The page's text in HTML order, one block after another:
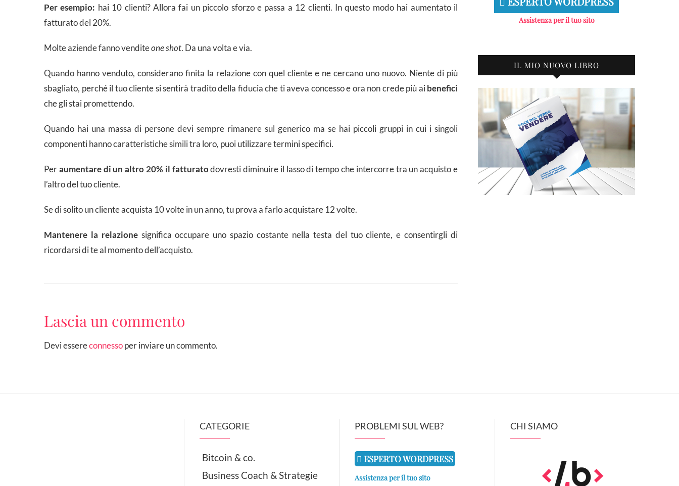
Per esempio: hai 10 clienti? Allora fai un piccolo sforzo e passa a 12 clienti. In questo modo hai aumentato il
fatturato del 20%.
Molte aziende fanno venditeone shot. Da una volta e via.
Quando hanno venduto, considerano finita la relazione con quel cliente e ne cercano uno nuovo. Niente di più
sbagliato, perché il tuo cliente si sentirà tradito della fiducia che ti aveva concesso e ora non crede più aibenefici
che gli stai promettendo.
Quando hai una massa di persone devi sempre rimanere sul generico ma se hai piccoli gruppi in cui i singoli
componenti hanno caratteristiche simili tra loro, puoi utilizzare termini specifici.
Peraumentare di un altro 20% il fatturatodovresti diminuire il lasso di tempo che intercorre tra un acquisto e
l’altro del tuo cliente.
Se di solito un cliente acquista 10 volte in un anno, tu prova a farlo acquistare 12 volte.
Mantenere la relazionesignifica occupare uno spazio costante nella testa del tuo cliente, e consentirgli di
ricordarsi di te al momento dell’acquisto.
Lascia un commento
Devi essereconnessoper inviare un commento.
Assistenza per il tuo sito
IL MIO NUOVO LIBRO
CATEGORIE
Bitcoin & co.
Business Coach & Strategie
PROBLEMI SUL WEB?
ESPERTO WORDPRESS
Assistenza per il tuo sito
CHI SIAMO